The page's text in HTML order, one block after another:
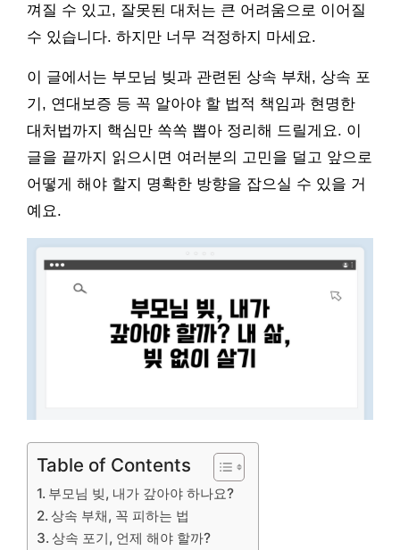
껴질 수 있고, 잘못된 대처는 큰 어려움으로 이어질
수 있습니다. 하지만 너무 걱정하지 마세요.
이 글에서는 부모님 빚과 관련된 상속 부채, 상속 포
기, 연대보증 등 꼭 알아야 할 법적 책임과 현명한
대처법까지 핵심만 쏙쏙 뽑아 정리해 드릴게요. 이
글을 끝까지 읽으시면 여러분의 고민을 덜고 앞으로
어떻게 해야 할지 명확한 방향을 잡으실 수 있을 거
예요.
Table of Contents
부모님 빚, 내가 갚아야 하나요?
상속 부채, 꼭 피하는 법
상속 포기, 언제 해야 할까?